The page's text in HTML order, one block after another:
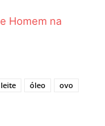
Homem na
leite óleo
ovo